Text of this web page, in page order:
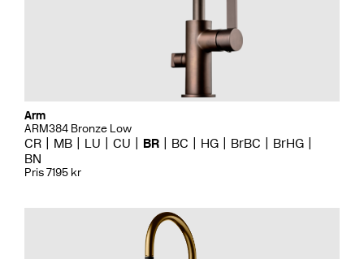
Arm
ARM384 Bronze Low
CR MB LU CU BR BC HG BrBC
BrHG
BN
Pris 7195 kr